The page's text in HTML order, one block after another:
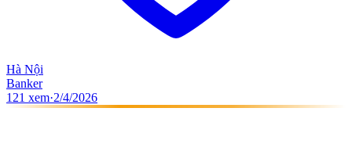
Hà Nội
Banker
121 xem·2/4/2026